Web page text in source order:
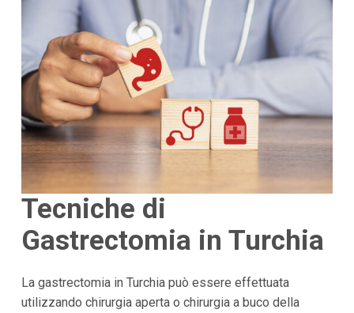
Tecniche di
Gastrectomia in Turchia
La gastrectomia in Turchia può essere effettuata
utilizzando chirurgia aperta o chirurgia a buco della